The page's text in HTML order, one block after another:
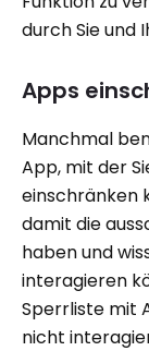
durch Sie und
Apps
Manchmal
App, mit der
einschränken
damit die
haben und
interagieren
Sperrliste mit
nicht